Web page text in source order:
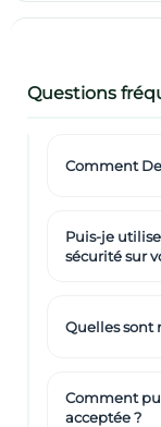
Questions
Comment
Puis-je
sécurité sur
Quelles sont
Comment
acceptée ?